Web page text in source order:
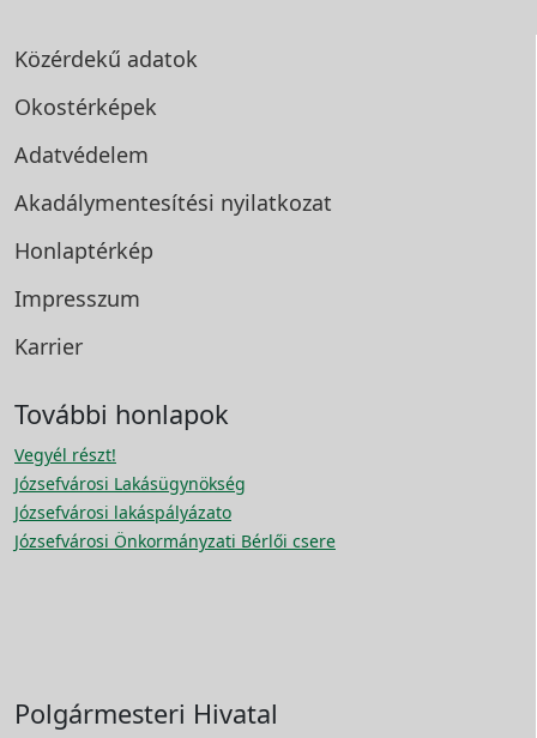
Közérdekű adatok
Okostérképek
Adatvédelem
Akadálymentesítési nyilatkozat
Honlaptérkép
Impresszum
Karrier
További honlapok
Vegyél részt!
Józsefvárosi Lakásügynökség
Józsefvárosi lakáspályázato
Józsefvárosi Önkormányzati Bérlői csere
Polgármesteri Hivatal